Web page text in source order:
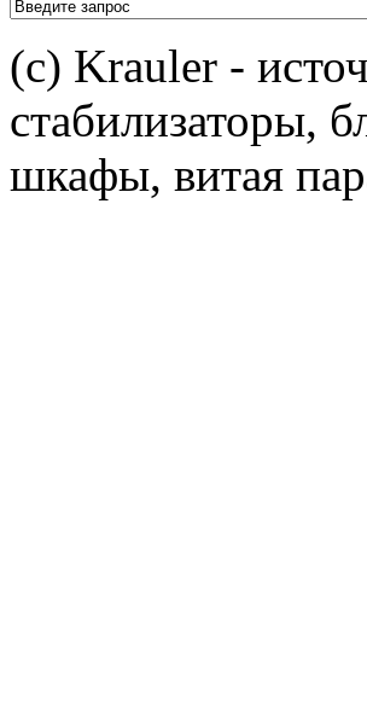
(c) Krauler -
стабилизаторы,
шкафы, витая